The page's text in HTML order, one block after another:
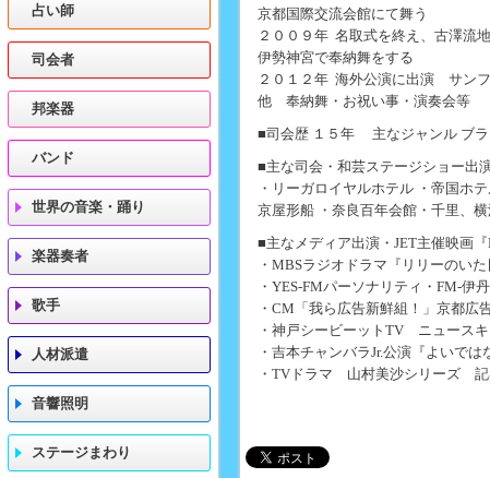
京都国際交流会館にて舞う
２００９年 名取式を終え、古澤流
伊勢神宮で奉納舞をする
２０１２年 海外公演に出演 サン
他 奉納舞・お祝い事・演奏会等
■司会歴 １５年 主なジャンル ブラ
■主な司会・和芸ステージショー出
・リーガロイヤルホテル ・帝国ホ
京屋形船 ・奈良百年会館・千里、
■主なメディア出演・JET主催映画『
・MBSラジオドラマ『リリーのいた
・YES‐FMパーソナリティ・FM‐伊
・CM「我ら広告新鮮組！」京都広
・神戸シービーットTV ニュース
・吉本チャンバラJr.公演『よいで
・TVドラマ 山村美沙シリーズ 記
占い師
司会者
邦楽器
バンド
世界の音楽・踊り
楽器奏者
歌手
人材派遣
音響照明
ステージまわり